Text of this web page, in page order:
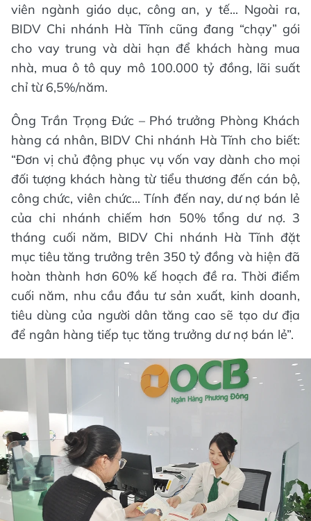
viên ngành giáo dục, công an, y tế... Ngoài ra,
BIDV Chi nhánh Hà Tĩnh cũng đang “chạy” gói
cho vay trung và dài hạn để khách hàng mua
nhà, mua ô tô quy mô 100.000 tỷ đồng, lãi suất
chỉ từ 6,5%/năm.
Ông Trần Trọng Đức – Phó trưởng Phòng Khách
hàng cá nhân, BIDV Chi nhánh Hà Tĩnh cho biết:
“Đơn vị chủ động phục vụ vốn vay dành cho mọi
đối tượng khách hàng từ tiểu thương đến cán bộ,
công chức, viên chức... Tính đến nay, dư nợ bán lẻ
của chi nhánh chiếm hơn 50% tổng dư nợ. 3
tháng cuối năm, BIDV Chi nhánh Hà Tĩnh đặt
mục tiêu tăng trưởng trên 350 tỷ đồng và hiện đã
hoàn thành hơn 60% kế hoạch đề ra. Thời điểm
cuối năm, nhu cầu đầu tư sản xuất, kinh doanh,
tiêu dùng của người dân tăng cao sẽ tạo dư địa
để ngân hàng tiếp tục tăng trưởng dư nợ bán lẻ”.